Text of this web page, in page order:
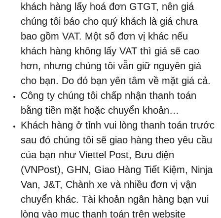
khách hàng lấy hoá đơn GTGT, nên giá
chúng tôi báo cho quý khách là giá chưa
bao gồm VAT. Một số đơn vị khác nếu
khách hàng không lấy VAT thì giá sẽ cao
hơn, nhưng chúng tôi vẫn giữ nguyên giá
cho bạn. Do đó bạn yên tâm về mặt giá cả.
Công ty chúng tôi chấp nhận thanh toán
bằng tiền mặt hoặc chuyển khoản…
Khách hàng ở tỉnh vui lòng thanh toán trước
sau đó chúng tôi sẽ giao hàng theo yêu cầu
của bạn như Viettel Post, Bưu điện
(VNPost), GHN, Giao Hàng Tiết Kiệm, Ninja
Van, J&T, Chành xe và nhiều đơn vị vận
chuyển khác. Tài khoản ngân hàng bạn vui
lòng vào mục thanh toán trên website